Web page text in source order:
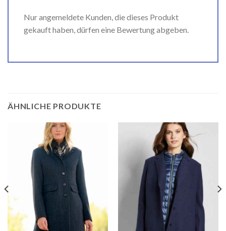
Nur angemeldete Kunden, die dieses Produkt
gekauft haben, dürfen eine Bewertung abgeben.
ÄHNLICHE PRODUKTE